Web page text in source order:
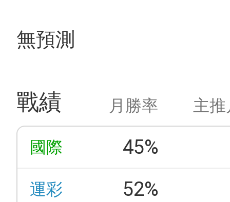
無預測
戰績 月勝率 主
國際 45%
運彩 52%